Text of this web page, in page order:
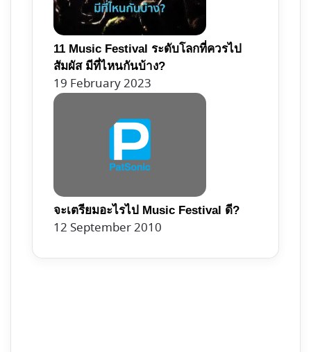
11 Music Festival ระดับโลกที่ควรไป
สัมผัส มีที่ไหนกันบ้าง?
19 February 2023
จะเตรียมอะไรไป Music Festival ดี?
12 September 2010